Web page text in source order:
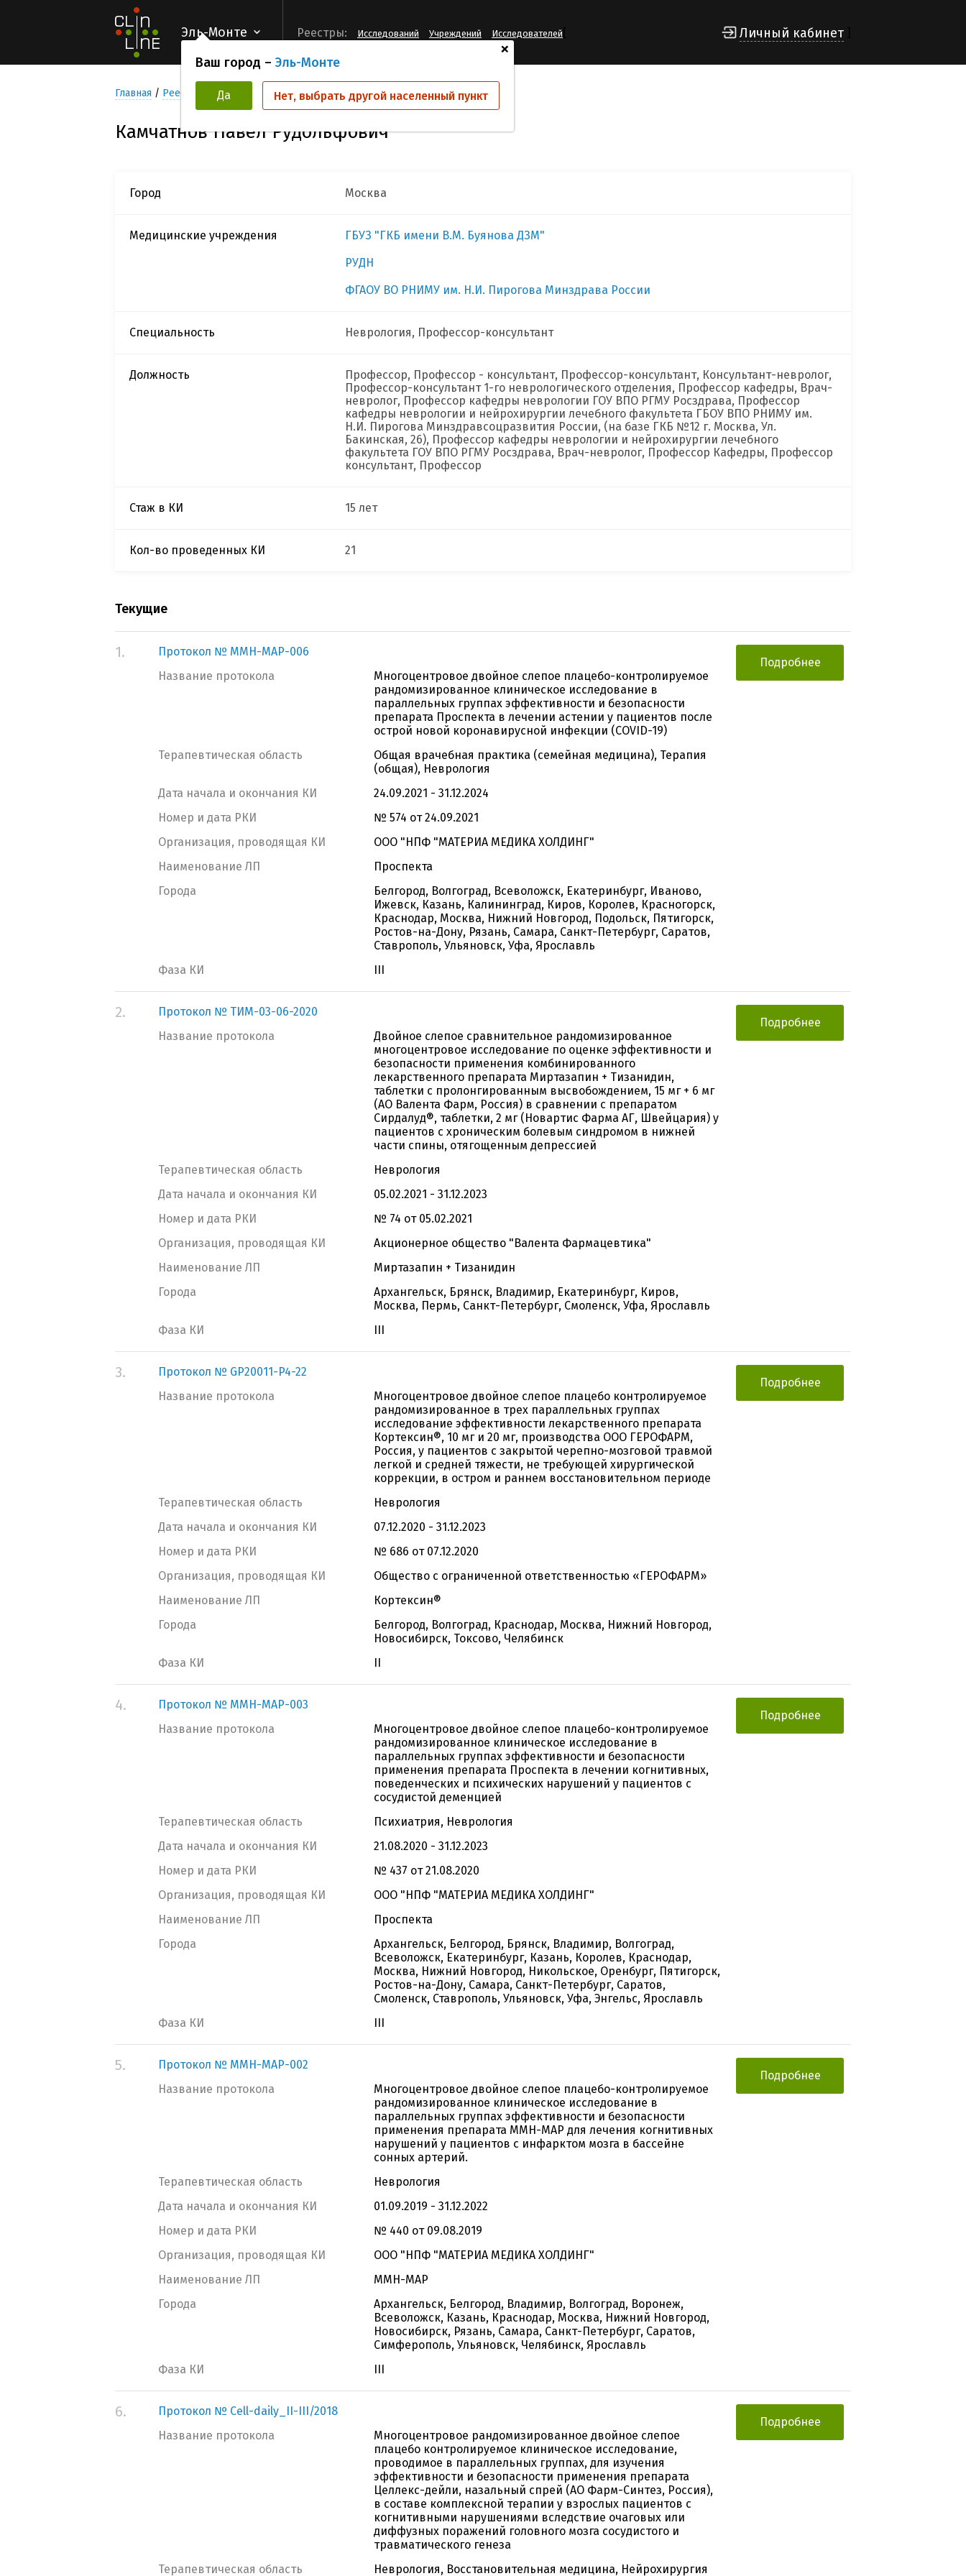
Эль-Монте
+
Ваш город – Эль-Монте
Да Нет, выбрать другой населенный пункт
Реестры: Исследований Учреждений Исследователей Личный кабинет
Главная Реестр Исследователей Камчатнов Павел Рудольфович
Камчатнов Павел Рудольфович
Город Москва
Медицинские учреждения
ГБУЗ "ГКБ имени В.М. Буянова ДЗМ"
РУДН
ФГАОУ ВО РНИМУ им. Н.И. Пирогова Минздрава России
Специальность Неврология, Профессор-консультант
Должность
Профессор, Профессор - консультант, Профессор-консультант, Консультант-невролог,
Профессор-консультант 1-го неврологического отделения, Профессор кафедры, Врач-
невролог, Профессор кафедры неврологии ГОУ ВПО РГМУ Росздрава, Профессор
кафедры неврологии и нейрохирургии лечебного факультета ГБОУ ВПО РНИМУ им.
Н.И. Пирогова Минздравсоцразвития России, (на базе ГКБ №12 г. Москва, Ул.
Бакинская, 26), Профессор кафедры неврологии и нейрохирургии лечебного
факультета ГОУ ВПО РГМУ Росздрава, Врач-невролог, Профессор Кафедры, Профессор
консультант, Профессор
Стаж в КИ 15 лет
Кол-во проведенных КИ 21
Текущие
1.
Протокол № MMH-MAP-006
Название протокола
Многоцентровое двойное слепое плацебо-контролируемое
рандомизированное клиническое исследование в
параллельных группах эффективности и безопасности
препарата Проспекта в лечении астении у пациентов после
острой новой коронавирусной инфекции (COVID-19)
Терапевтическая область
Общая врачебная практика (семейная медицина), Терапия
(общая), Неврология
Дата начала и окончания КИ
24.09.2021 - 31.12.2024
Номер и дата РКИ
№ 574 от 24.09.2021
Организация, проводящая КИ
ООО "НПФ "МАТЕРИА МЕДИКА ХОЛДИНГ"
Наименование ЛП
Проспекта
Города
Белгород, Волгоград, Всеволожск, Екатеринбург, Иваново,
Ижевск, Казань, Калининград, Киров, Королев, Красногорск,
Краснодар, Москва, Нижний Новгород, Подольск, Пятигорск,
Ростов-на-Дону, Рязань, Самара, Санкт-Петербург, Саратов,
Ставрополь, Ульяновск, Уфа, Ярославль
Фаза КИ
III
Подробнее
2.
Протокол № ТИМ-03-06-2020
Название протокола
Двойное слепое сравнительное рандомизированное
многоцентровое исследование по оценке эффективности и
безопасности применения комбинированного
лекарственного препарата Миртазапин + Тизанидин,
таблетки с пролонгированным высвобождением, 15 мг + 6 мг
(АО Валента Фарм, Россия) в сравнении с препаратом
Сирдалуд®, таблетки, 2 мг (Новартис Фарма АГ, Швейцария) у
пациентов с хроническим болевым синдромом в нижней
части спины, отягощенным депрессией
Терапевтическая область
Неврология
Дата начала и окончания КИ
05.02.2021 - 31.12.2023
Номер и дата РКИ
№ 74 от 05.02.2021
Организация, проводящая КИ
Акционерное общество "Валента Фармацевтика"
Наименование ЛП
Миртазапин + Тизанидин
Города
Архангельск, Брянск, Владимир, Екатеринбург, Киров,
Москва, Пермь, Санкт-Петербург, Смоленск, Уфа, Ярославль
Фаза КИ
III
Подробнее
3.
Протокол № GP20011-P4-22
Название протокола
Многоцентровое двойное слепое плацебо контролируемое
рандомизированное в трех параллельных группах
исследование эффективности лекарственного препарата
Кортексин®, 10 мг и 20 мг, производства ООО ГЕРОФАРМ,
Россия, у пациентов с закрытой черепно-мозговой травмой
легкой и средней тяжести, не требующей хирургической
коррекции, в остром и раннем восстановительном периоде
Терапевтическая область
Неврология
Дата начала и окончания КИ
07.12.2020 - 31.12.2023
Номер и дата РКИ
№ 686 от 07.12.2020
Организация, проводящая КИ
Общество с ограниченной ответственностью «ГЕРОФАРМ»
Наименование ЛП
Кортексин®
Города
Белгород, Волгоград, Краснодар, Москва, Нижний Новгород,
Новосибирск, Токсово, Челябинск
Фаза КИ
II
Подробнее
4.
Протокол № MMH-MAP-003
Название протокола
Многоцентровое двойное слепое плацебо-контролируемое
рандомизированное клиническое исследование в
параллельных группах эффективности и безопасности
применения препарата Проспекта в лечении когнитивных,
поведенческих и психических нарушений у пациентов с
сосудистой деменцией
Терапевтическая область
Психиатрия, Неврология
Дата начала и окончания КИ
21.08.2020 - 31.12.2023
Номер и дата РКИ
№ 437 от 21.08.2020
Организация, проводящая КИ
ООО "НПФ "МАТЕРИА МЕДИКА ХОЛДИНГ"
Наименование ЛП
Проспекта
Города
Архангельск, Белгород, Брянск, Владимир, Волгоград,
Всеволожск, Екатеринбург, Казань, Королев, Краснодар,
Москва, Нижний Новгород, Никольское, Оренбург, Пятигорск,
Ростов-на-Дону, Самара, Санкт-Петербург, Саратов,
Смоленск, Ставрополь, Ульяновск, Уфа, Энгельс, Ярославль
Фаза КИ
III
Подробнее
5.
Протокол № MMH-MAP-002
Название протокола
Многоцентровое двойное слепое плацебо-контролируемое
рандомизированное клиническое исследование в
параллельных группах эффективности и безопасности
применения препарата MMH-MAP для лечения когнитивных
нарушений у пациентов с инфарктом мозга в бассейне
сонных артерий.
Терапевтическая область
Неврология
Дата начала и окончания КИ
01.09.2019 - 31.12.2022
Номер и дата РКИ
№ 440 от 09.08.2019
Организация, проводящая КИ
ООО "НПФ "МАТЕРИА МЕДИКА ХОЛДИНГ"
Наименование ЛП
ММН-МАР
Города
Архангельск, Белгород, Владимир, Волгоград, Воронеж,
Всеволожск, Казань, Краснодар, Москва, Нижний Новгород,
Новосибирск, Рязань, Самара, Санкт-Петербург, Саратов,
Симферополь, Ульяновск, Челябинск, Ярославль
Фаза КИ
III
Подробнее
6.
Протокол № Cell-daily_II-III/2018
Название протокола
Многоцентровое рандомизированное двойное слепое
плацебо контролируемое клиническое исследование,
проводимое в параллельных группах, для изучения
эффективности и безопасности применения препарата
Целлекс-дейли, назальный спрей (АО Фарм-Синтез, Россия),
в составе комплексной терапии у взрослых пациентов с
когнитивными нарушениями вследствие очаговых или
диффузных поражений головного мозга сосудистого и
травматического генеза
Терапевтическая область
Неврология, Восстановительная медицина, Нейрохирургия
Подробнее